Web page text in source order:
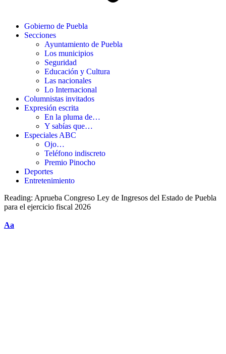
Gobierno de Puebla
Secciones
Ayuntamiento de Puebla
Los municipios
Seguridad
Educación y Cultura
Las nacionales
Lo Internacional
Columnistas invitados
Expresión escrita
En la pluma de…
Y sabías que…
Especiales ABC
Ojo…
Teléfono indiscreto
Premio Pinocho
Deportes
Entretenimiento
Reading: Aprueba Congreso Ley de Ingresos del Estado de Puebla
para el ejercicio fiscal 2026
Aa